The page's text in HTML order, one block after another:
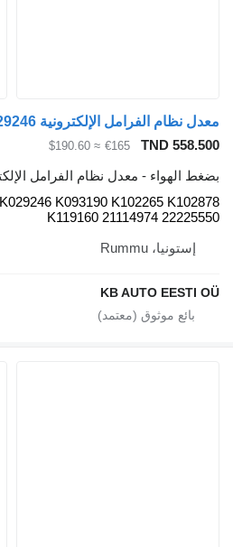
TND
€165
≈ $190.60
الهواء - معدل نظام الفرامل الإلكترونية
K029246 K093190 K102265
K119160 21114974
إستونيا، Rummu
KB AUTO EESTI